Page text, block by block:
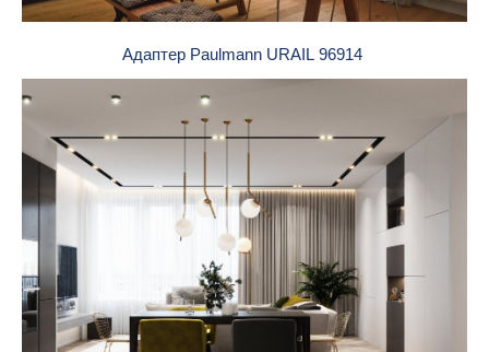
Адаптер Paulmann URAIL 96914